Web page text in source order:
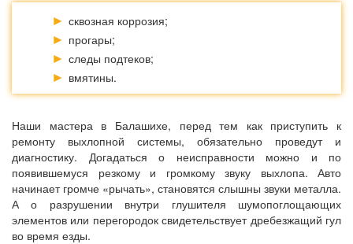
сквозная коррозия;
прогары;
следы подтеков;
вмятины.
Наши мастера в Балашихе, перед тем как приступить к
ремонту выхлопной системы, обязательно проведут и
диагностику. Догадаться о неисправности можно и по
появившемуся резкому и громкому звуку выхлопа. Авто
начинает громче «рычать», становятся слышны звуки металла.
А о разрушении внутри глушителя шумопоглощающих
элементов или перегородок свидетельствует дребезжащий гул
во время езды.